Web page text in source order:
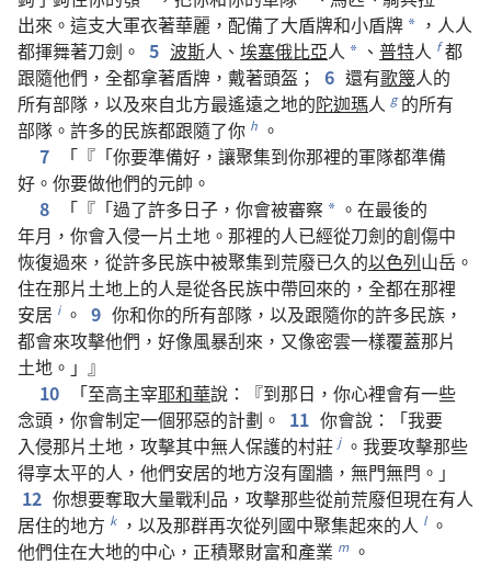
出來 。 這支大軍衣著華麗 ， 配備了大盾牌和小盾牌 * ， 人人
都揮舞著刀劍 。 5 波斯人 、 埃塞俄比亞人 * 、 普特人 f 都
跟隨他們 ， 全都拿著盾牌 ， 戴著頭盔 ； 6 還有歌篾人的
所有部隊 ， 以及來自北方最遙遠之地的陀迦瑪人 g 的所有
部隊 。 許多的民族都跟隨了你 h 。
7
「『「你要準備好 ， 讓聚集到你那裡的軍隊都準備
好 。 你要做他們的元帥 。
8
「『「過了許多日子 ， 你會被審察 * 。 在最後的
年月 ， 你會入侵一片土地 。 那裡的人已經從刀劍的創傷中
恢復過來 ， 從許多民族中被聚集到荒廢已久的以色列山岳 。
住在那片土地上的人是從各民族中帶回來的 ， 全都在那裡
安居 i 。 9 你和你的所有部隊 ， 以及跟隨你的許多民族 ，
都會來攻擊他們 ， 好像風暴刮來 ， 又像密雲一樣覆蓋那片
土地 。」』
10
「至高主宰耶和華說 ：『到那日 ， 你心裡會有一些
念頭 ， 你會制定一個邪惡的計劃 。 11 你會說 ：「我要
入侵那片土地 ， 攻擊其中無人保護的村莊 j 。 我要攻擊那些
得享太平的人 ， 他們安居的地方沒有圍牆 ， 無門無閂 。」
12 你想要奪取大量戰利品 ， 攻擊那些從前荒廢但現在有人
居住的地方 k ， 以及那群再次從列國中聚集起來的人 l 。
他們住在大地的中心 ， 正積聚財富和產業 m 。